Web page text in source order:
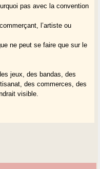
pas avec la convention
l’artiste ou
ne peut se faire que sur le
jeux, des bandas, des
des commerces, des
visible.